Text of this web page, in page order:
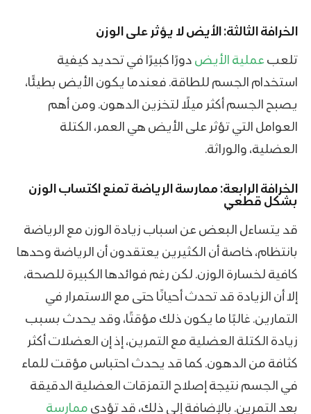
الخرافة الثالثة: الأيض لا يؤثر على الوزن
تلعبعملية الأيض دورًا كبيرًا في تحديد كيفية
استخدام الجسم للطاقة. فعندما يكون الأيض بطيئًا،
يصبح الجسم أكثر ميلًا لتخزين الدهون. ومن أهم
العوامل التي تؤثر على الأيض هي العمر، الكتلة
العضلية، والوراثة.
الخرافة الرابعة: ممارسة الرياضة تمنع اكتساب الوزن
بشكل قطعي
قد يتساءل البعض عن اسباب زيادة الوزن مع الرياضة
بانتظام، خاصة أن الكثيرين يعتقدون أن الرياضة وحدها
كافية لخسارة الوزن. لكن رغم فوائدها الكبيرة للصحة،
إلا أن الزيادة قد تحدث أحيانًا حتى مع الاستمرار في
التمارين. غالبًا ما يكون ذلك مؤقتًا، وقد يحدث بسبب
زيادة الكتلة العضلية مع التمرين، إذ إن العضلات أكثر
كثافة من الدهون. كما قد يحدث احتباس مؤقت للماء
في الجسم نتيجة إصلاح التمزقات العضلية الدقيقة
بعد التمرين. بالإضافة إلى ذلك، قد تؤدي ممارسة